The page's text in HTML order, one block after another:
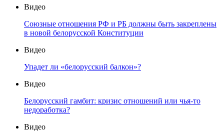
Видео
Союзные отношения РФ и РБ должны быть закреплены
в новой белорусской Конституции
Видео
Упадет ли «белорусский балкон»?
Видео
Белорусский гамбит: кризис отношений или чья-то
недоработка?
Видео